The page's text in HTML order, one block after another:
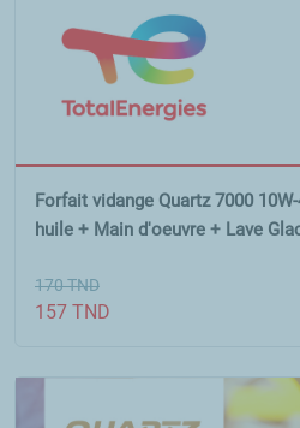
Forfait vidange Quartz 7000
huile + Main d'oeuvre + Lave
170TND
157 TND